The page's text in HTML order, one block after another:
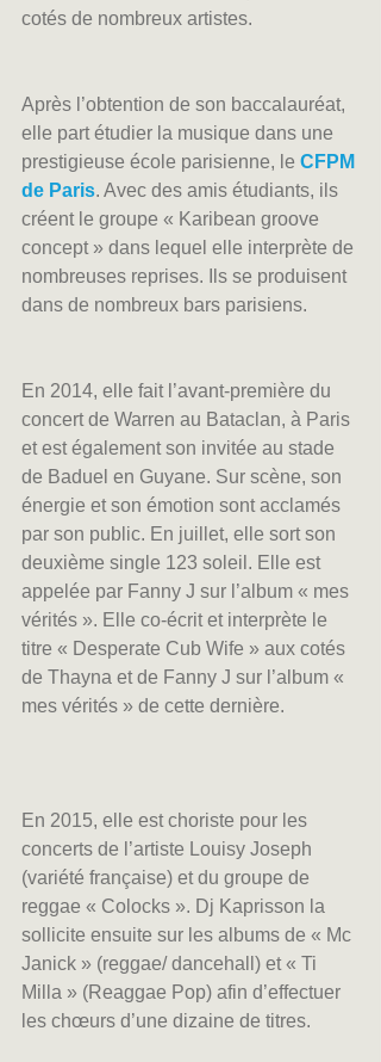
cotés de nombreux artistes.
Après l’obtention de son baccalauréat,
elle part étudier la musique dans une
prestigieuse école parisienne, le CFPM
de Paris. Avec des amis étudiants, ils
créent le groupe « Karibean groove
concept » dans lequel elle interprète de
nombreuses reprises. Ils se produisent
dans de nombreux bars parisiens.
En 2014, elle fait l’avant-première du
concert de Warren au Bataclan, à Paris
et est également son invitée au stade
de Baduel en Guyane. Sur scène, son
énergie et son émotion sont acclamés
par son public. En juillet, elle sort son
deuxième single 123 soleil. Elle est
appelée par Fanny J sur l’album « mes
vérités ». Elle co-écrit et interprète le
titre « Desperate Cub Wife » aux cotés
de Thayna et de Fanny J sur l’album «
mes vérités » de cette dernière.
En 2015, elle est choriste pour les
concerts de l’artiste Louisy Joseph
(variété française) et du groupe de
reggae « Colocks ». Dj Kaprisson la
sollicite ensuite sur les albums de « Mc
Janick » (reggae/ dancehall) et « Ti
Milla » (Reaggae Pop) afin d’effectuer
les chœurs d’une dizaine de titres.